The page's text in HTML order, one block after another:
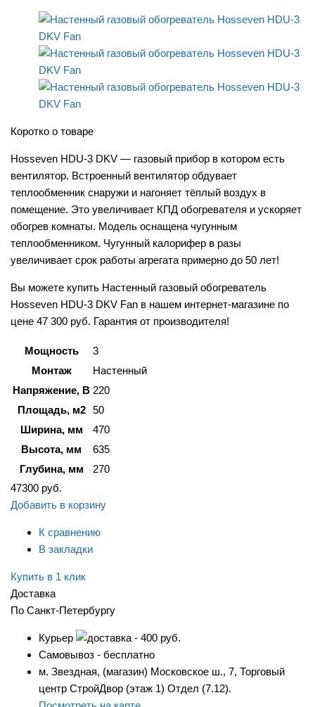
Коротко о товаре
Hosseven HDU-3 DKV — газовый прибор в котором есть
вентилятор. Встроенный вентилятор обдувает
теплообменник снаружи и нагоняет тёплый воздух в
помещение. Это увеличивает КПД обогревателя и ускоряет
обогрев комнаты. Модель оснащена чугунным
теплообменником. Чугунный калорифер в разы
увеличивает срок работы агрегата примерно до 50 лет!
Вы можете купить Настенный газовый обогреватель
Hosseven HDU-3 DKV Fan в нашем интернет-магазине по
цене 47 300 руб. Гарантия от производителя!
Мощность
3
Монтаж
Настенный
Напряжение, В 220
Площадь, м2
50
Ширина, мм
470
Высота, мм
635
Глубина, мм
270
47300 руб.
Добавить в корзину
К сравнению
В закладки
Купить в 1 клик
Доставка
По Санкт-Петербургу
Курьер
- 400 руб.
Самовывоз - бесплатно
м. Звездная, (магазин) Московское ш., 7, Торговый
центр СтройДвор (этаж 1) Отдел (7.12).